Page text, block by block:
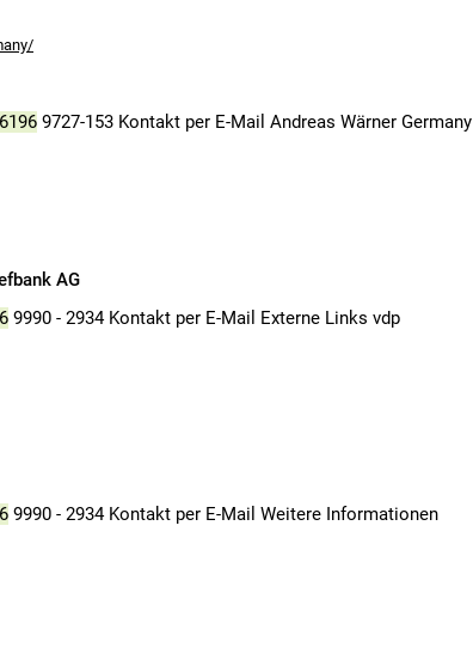
6196 9727-153 Kontakt per E-Mail Andreas Wärner Germany
AG
9990 - 2934 Kontakt per E-Mail Externe Links vdp
9990 - 2934 Kontakt per E-Mail Weitere Informationen